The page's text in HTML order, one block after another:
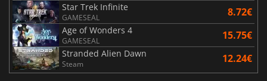
Star Trek Infinite
GAMESEAL 8.72€
Age of Wonders 4
GAMESEAL 15.75€
Stranded Alien Dawn
Steam 12.24€